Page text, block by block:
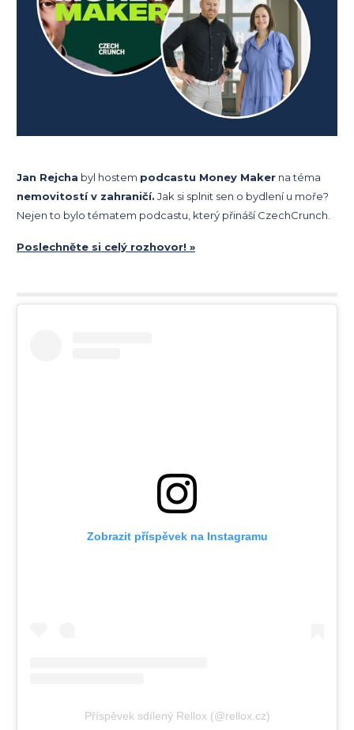
Jan Rejcha byl hostem podcastu Money Maker na téma
nemovitostí v zahraničí. Jak si splnit sen o bydlení u moře?
Nejen to bylo tématem podcastu, který přináší CzechCrunch.
Poslechněte si celý rozhovor! »
Zobrazit příspěvek na Instagramu
Příspěvek sdílený Rellox (@rellox.cz)